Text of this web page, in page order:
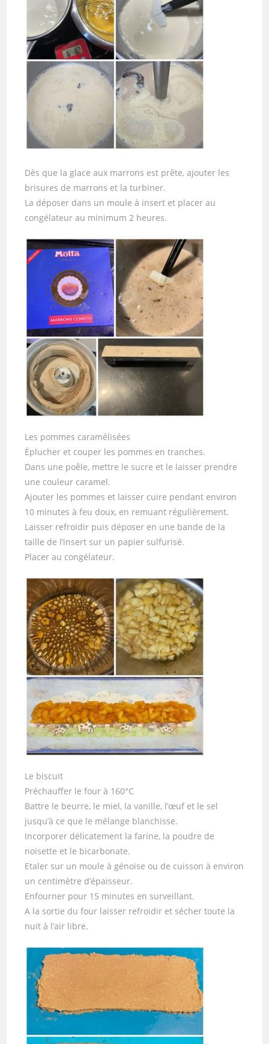
Dès que la glace aux marrons est prête, ajouter les
brisures de marrons et la turbiner.
La déposer dans un moule à insert et placer au
congélateur au minimum 2 heures.
Les pommes caramélisées
Éplucher et couper les pommes en tranches.
Dans une poêle, mettre le sucre et le laisser prendre
une couleur caramel.
Ajouter les pommes et laisser cuire pendant environ
10 minutes à feu doux, en remuant régulièrement.
Laisser refroidir puis déposer en une bande de la
taille de l’insert sur un papier sulfurisé.
Placer au congélateur.
Le biscuit
Préchauffer le four à 160°C
Battre le beurre, le miel, la vanille, l’œuf et le sel
jusqu’à ce que le mélange blanchisse.
Incorporer délicatement la farine, la poudre de
noisette et le bicarbonate.
Etaler sur un moule à génoise ou de cuisson à environ
un centimètre d’épaisseur.
Enfourner pour 15 minutes en surveillant.
A la sortie du four laisser refroidir et sécher toute la
nuit à l’air libre.